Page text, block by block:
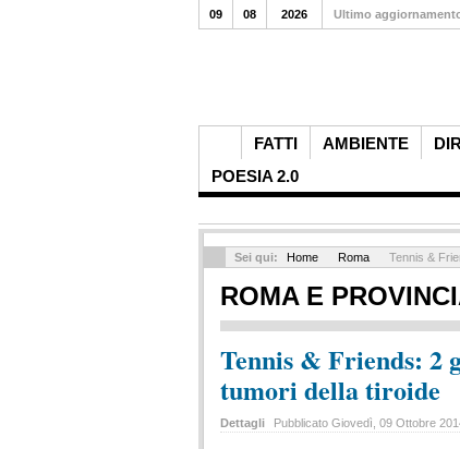
FATTI AMBIENTE
POESIA 2.0
09 08 2026 Ultimo
Sei qui: Home Roma Tennis &
ROMA E
Tennis & Friends: 2
tumori della tiroide
Dettagli Pubblicato Giovedì, 09 Ottobre